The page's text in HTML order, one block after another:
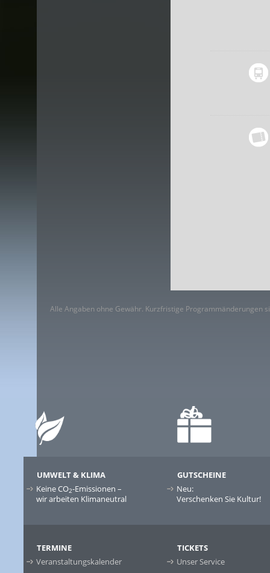
Alle Angaben ohne Gewähr. Kurzfristige Programmänderungen
UMWELT & KLIMA
Keine CO2-Emissionen –
wir arbeiten Klimaneutral
GUTSCHEINE
Neu:
Verschenken Sie Kultur!
TERMINE
Veranstaltungskalender
TICKETS
Unser Service